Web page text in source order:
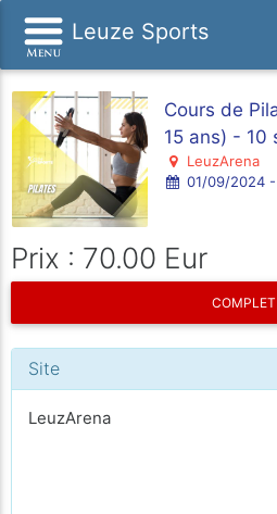
Leuze Sports
Cours de
15 ans) - 10
LeuzArena
01/09/2024
Prix : 70.00 Eur
COMPLET
Site
LeuzArena